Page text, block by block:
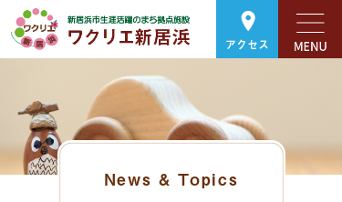
アクセス
News & Topics